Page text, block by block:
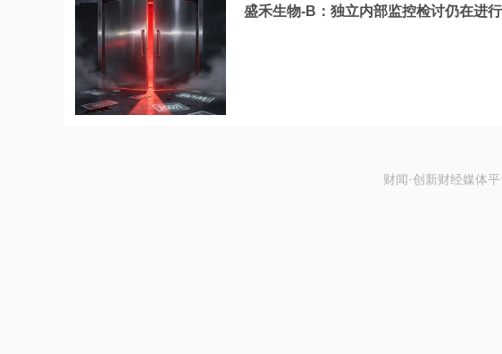
盛禾生物-B：独立内部监控检讨仍在进
财闻·创新财经媒体平